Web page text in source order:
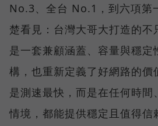
No.3、全台 No.1，到六項第
楚看見：台灣大哥大打造的不
是一套兼顧涵蓋、容量與穩定
構，也重新定義了好網路的價
是測速最快，而是在任何時間
情境，都能提供穩定且值得信